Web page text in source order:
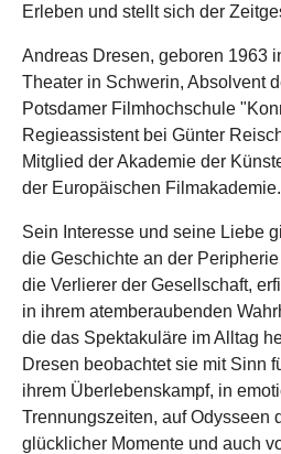
Erleben und stellt sich der
Andreas Dresen, geboren 1963
Theater in Schwerin, Absolvent
Potsdamer Filmhochschule
Regieassistent bei Günter
Mitglied der Akademie der
der Europäischen Filmakademie.
Sein Interesse und seine Liebe
die Geschichte an der
die Verlierer der Gesellschaft,
in ihrem atemberaubenden
die das Spektakuläre im Alltag
Dresen beobachtet sie mit Sinn
ihrem Überlebenskampf, in
Trennungszeiten, auf Odysseen
glücklicher Momente und auch